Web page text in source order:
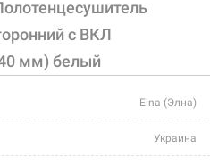
с ВКЛ
мм) белый
Elna (Элна)
Украина